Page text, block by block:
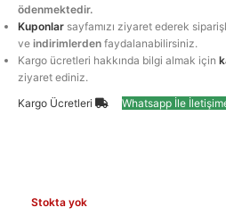
ödenmektedir.
Kuponlar sayfamızı ziyaret ederek
veindirimlerden faydalanabilirsiniz.
Kargo ücretleri hakkında bilgi almak için
ziyaret ediniz.
Kargo Ücretleri
Whatsapp İle
Stokta yok